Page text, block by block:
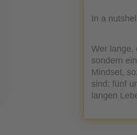
In a
Wer lange,
sondern
Mindset,
sind: fünf
langen